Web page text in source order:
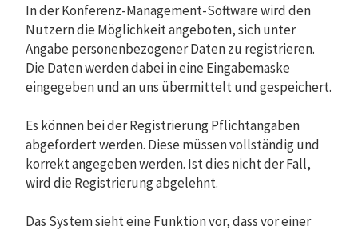
In der Konferenz-Management-Software wird den
Nutzern die Möglichkeit angeboten, sich unter
Angabe personenbezogener Daten zu registrieren.
Die Daten werden dabei in eine Eingabemaske
eingegeben und an uns übermittelt und gespeichert.
Es können bei der Registrierung Pflichtangaben
abgefordert werden. Diese müssen vollständig und
korrekt angegeben werden. Ist dies nicht der Fall,
wird die Registrierung abgelehnt.
Das System sieht eine Funktion vor, dass vor einer